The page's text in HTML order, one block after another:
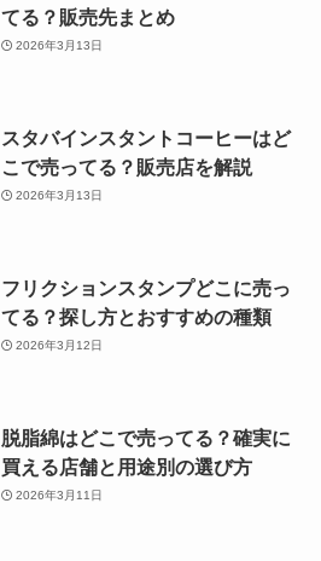
てる？販売先まとめ
2026年3月13日
スタバインスタントコーヒーはど
こで売ってる？販売店を解説
2026年3月13日
フリクションスタンプどこに売っ
てる？探し方とおすすめの種類
2026年3月12日
脱脂綿はどこで売ってる？確実に
買える店舗と用途別の選び方
2026年3月11日